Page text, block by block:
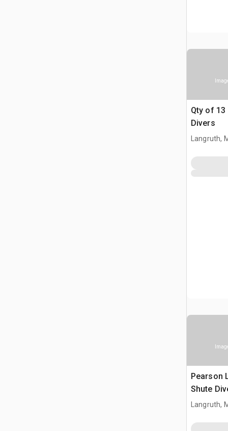
Qty of 13
Divers
Langruth,
Pearson
Shute
Langruth,